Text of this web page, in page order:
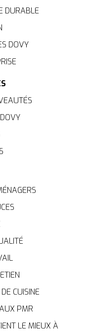
DURABLE
DOVY
CUISINE
PMR
LE MIEUX À